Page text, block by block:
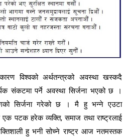
विश्वको अर्थतन्त्रको अवस्था खस्कदै
संकटमा पर्ने अवस्था सिर्जना भएको छ ।
सिर्जना गरेको छ । मै हु भन्ने एउटा
पटक हरेक व्यक्ति, समाज तथा राष्ट्रलाई
हु भनी सोच्ने राष्ट्र आज नतमस्तक